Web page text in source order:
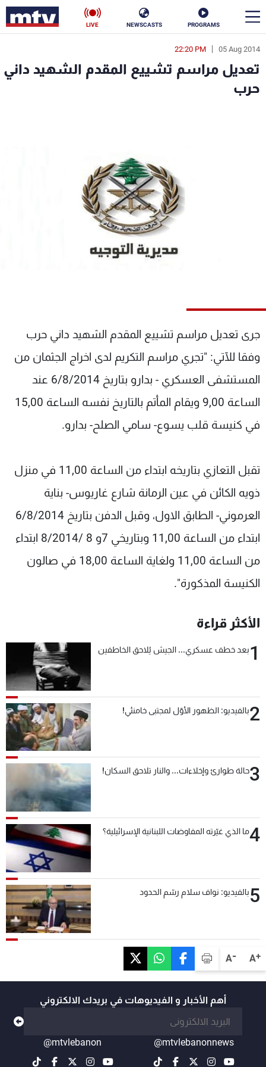
PROGRAMS
NEWSCASTS
LIVE
A+
A-
05 Aug 2014
22:20 PM
تعديل مراسم تشييع المقدم الشهيد داني
حرب
جرى تعديل مراسم تشييع المقدم الشهيد داني حرب
وفقا للآتي: "تجري مراسم التكريم لدى اخراج الجثمان من
المستشفى العسكري - بدارو بتاريخ 6/8/2014 عند
الساعة 9,00 ويقام المأتم بالتاريخ نفسه الساعة 15,00
في كنيسة قلب يسوع- سامي الصلح- بدارو.
تقبل التعازي بتاريخه ابتداء من الساعة 11,00 في منزل
ذويه الكائن في عين الرمانة شارع غاريوس- بناية
العرموني- الطابق الاول، وقبل الدفن بتاريخ 6/8/2014
ابتداء من الساعة 11,00 وبتاريخي 7و 8 /8/2014 ابتداء
من الساعة 11,00 ولغاية الساعة 18,00 في صالون
الكنيسة المذكورة".
الأكثر قراءة
1بعد خطف عسكري... الجيش يُلاحق الخاطفين
2بالفيديو: الظهور الأوّل لمجتبى خامنئي!
3حالة طوارئ وإخلاءات... والنار تلاحق السكان!
4ما الذي غيّرته المفاوضات اللبنانية الإسرائيلية؟
5بالفيديو: نواف سلام رسّم الحدود
أهم الأخبار و الفيديوهات في بريدك الالكتروني
@mtvlebanonnews
@mtvlebanon
en
الأخبار
رياضة
عن MTV
لاعلاناتكم
وظائف
شروط الإسـتخدام